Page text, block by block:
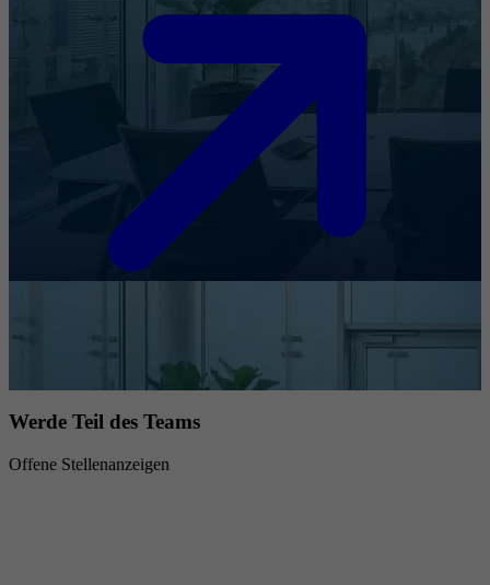
Werde Teil des Teams
Offene Stellenanzeigen